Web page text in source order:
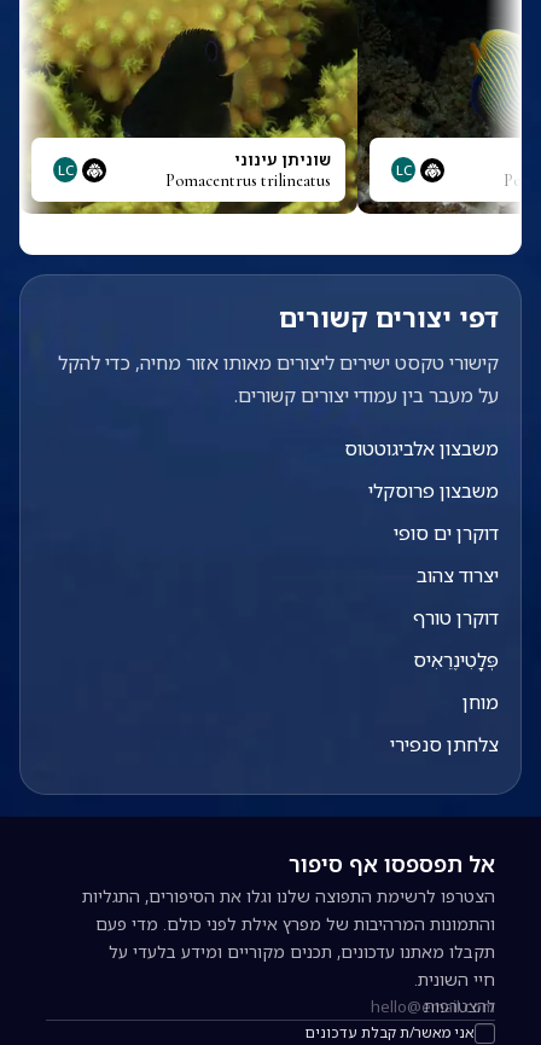
LC שוניתן עינוני
Pomacentrus trilineatus
LC
דפי יצורים קשורים
קישורי טקסט ישירים ליצורים מאותו אזור מחיה, כדי להקל
על מעבר בין עמודי יצורים קשורים.
משבצון אלביגוטטוס
משבצון פרוסקלי
דוקרן ים סופי
יצרוד צהוב
דוקרן טורף
פְּלָטִינֶרֵאִיס
מוחן
צלחתן סנפירי
אל תפספסו אף סיפור
הצטרפו לרשימת התפוצה שלנו וגלו את הסיפורים, התגליות
והתמונות המרהיבות של מפרץ אילת לפני כולם. מדי פעם
תקבלו מאתנו עדכונים, תכנים מקוריים ומידע בלעדי על
חיי השונית.
כתובת אימייל להרשמה לניוזלטר
אני מאשר/ת קבלת עדכונים
להצטרפות